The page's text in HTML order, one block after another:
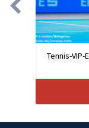
Tennis-